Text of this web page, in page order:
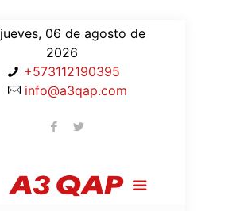
jueves, 06 de agosto de
2026
+573112190395
info@a3qap.com